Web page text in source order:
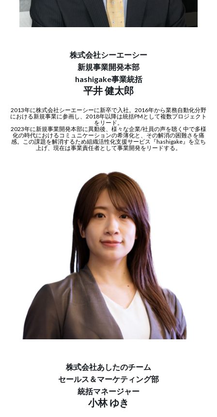
株式会社シーエーシー
新規事業開発本部
hashigake事業統括
平井 健太郎
2013年に株式会社シーエーシーに新卒で入社。2016年から業務自動化分野
における新規事業に参画し、2018年以降は統括PMとして複数プロジェクト
をリード。
2023年に新規事業開発本部に異動後、様々な企業/社員の声を聴く中で多様
化の時代におけるコミュニケーションの希薄化と、その解消の困難さを痛
感。この課題を解消するため組織活性化支援サービス『hashigake』を立ち
上げ、現在は事業責任者として事業開発をリードする。
株式会社あしたのチーム
セールス＆マーケティング部
統括マネージャー
小林 ゆき